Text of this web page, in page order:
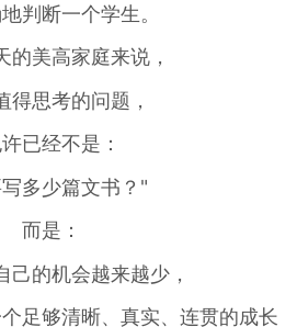
判断一个学生。
的美高家庭来说，
得思考的问题，
已经不是：
多少篇文书？"
而是：
己的机会越来越少，
足够清晰、真实、连贯的成长